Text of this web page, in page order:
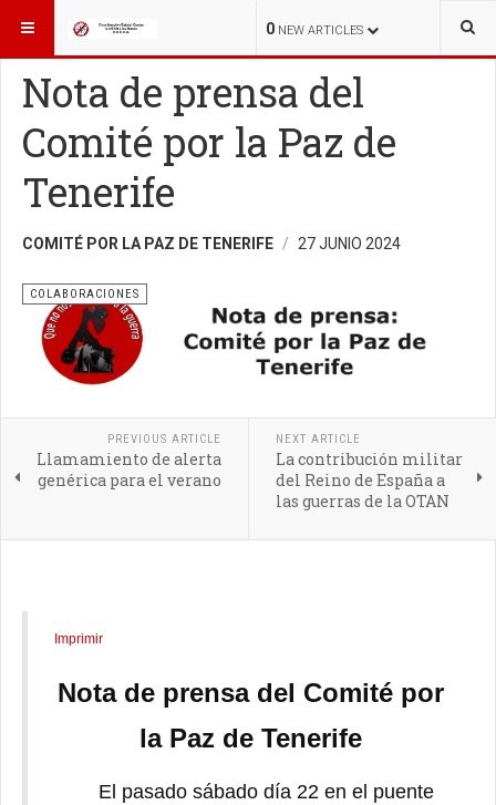
0 NEW ARTICLES
ESTÁ AQUÍ: INICIO COLABORACIONES
Nota de prensa del
Comité por la Paz de
Tenerife
COMITÉ POR LA PAZ DE TENERIFE 27 JUNIO 2024
COLABORACIONES
PREVIOUS ARTICLE
Llamamiento de alerta
genérica para el verano
NEXT ARTICLE
La contribución militar
del Reino de España a
las guerras de la OTAN
Imprimir
Nota de prensa del Comité por
la Paz de Tenerife
El pasado sábado día 22 en el puente